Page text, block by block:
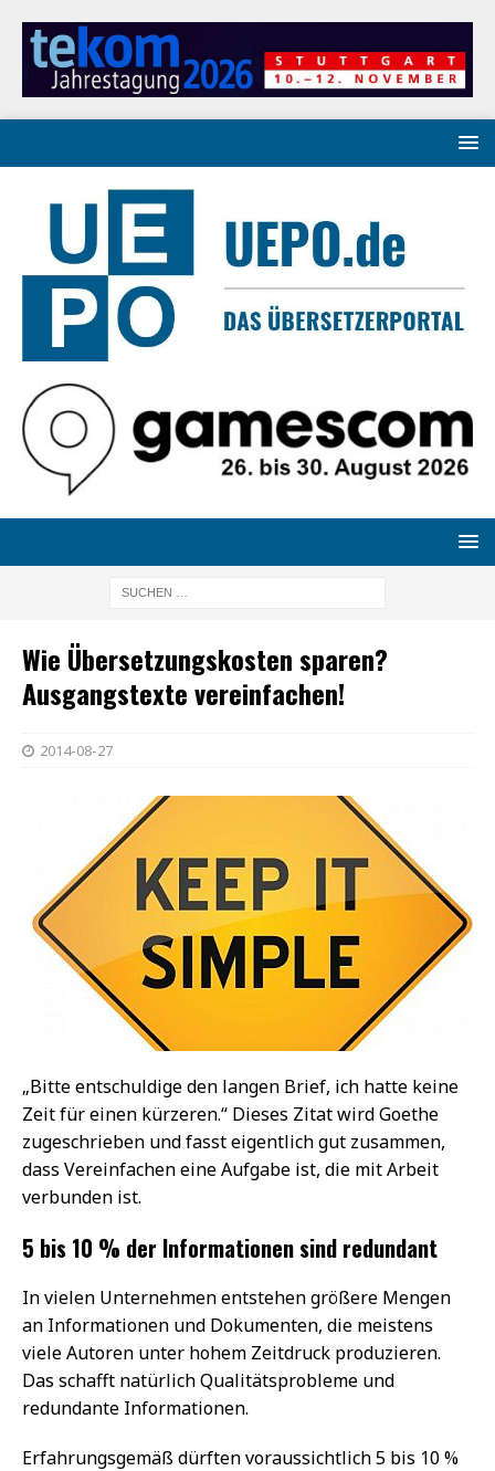
Wie Übersetzungskosten sparen?
Ausgangstexte vereinfachen!
2014-08-27
„Bitte entschuldige den langen Brief, ich hatte keine
Zeit für einen kürzeren.“ Dieses Zitat wird Goethe
zugeschrieben und fasst eigentlich gut zusammen,
dass Vereinfachen eine Aufgabe ist, die mit Arbeit
verbunden ist.
5 bis 10 % der Informationen sind redundant
In vielen Unternehmen entstehen größere Mengen
an Informationen und Dokumenten, die meistens
viele Autoren unter hohem Zeitdruck produzieren.
Das schafft natürlich Qualitätsprobleme und
redundante Informationen.
Erfahrungsgemäß dürften voraussichtlich 5 bis 10 %